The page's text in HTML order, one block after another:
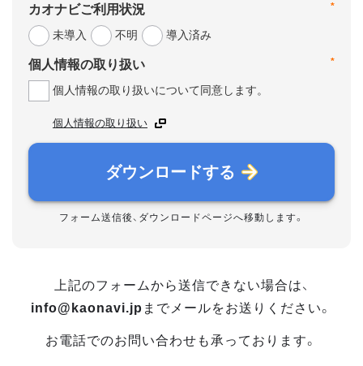
*
カオナビご利用状況
未導入
不明 導入済み
*
個人情報の取り扱い
個人情報の取り扱いについて同意します。
個人情報の取り扱い
ダウンロードする
フォーム送信後、ダウンロードページへ移動します。
上記のフォームから送信できない場合は、
info@kaonavi.jp までメールをお送りください。
お電話でのお問い合わせも承っております。